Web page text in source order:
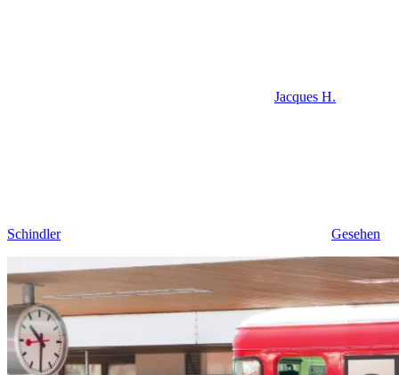
Jacques H.
Schindler Gesehen